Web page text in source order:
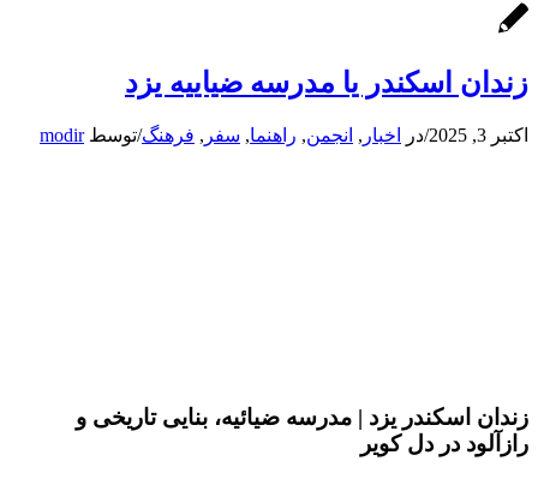
زندان اسکندر یا مدرسه ضیاییه یزد
اکتبر 3, 2025 /در اخبار , انجمن, راهنما, سفر , فرهنگ/توسطmodir
زندان اسکندر یزد | مدرسه ضیائیه، بنایی تاریخی و
رازآلود در دل کویر